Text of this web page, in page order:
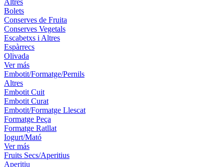
Altres
Bolets
Conserves de Fruita
Conserves Vegetals
Escabetxs i Altres
Espàrrecs
Olivada
Ver más
Embotit/Formatge/Pernils
Altres
Embotit Cuit
Embotit Curat
Embotit/Formatge Llescat
Formatge Peça
Formatge Ratllat
Iogurt/Mató
Ver más
Fruits Secs/Aperitius
Aperitiu